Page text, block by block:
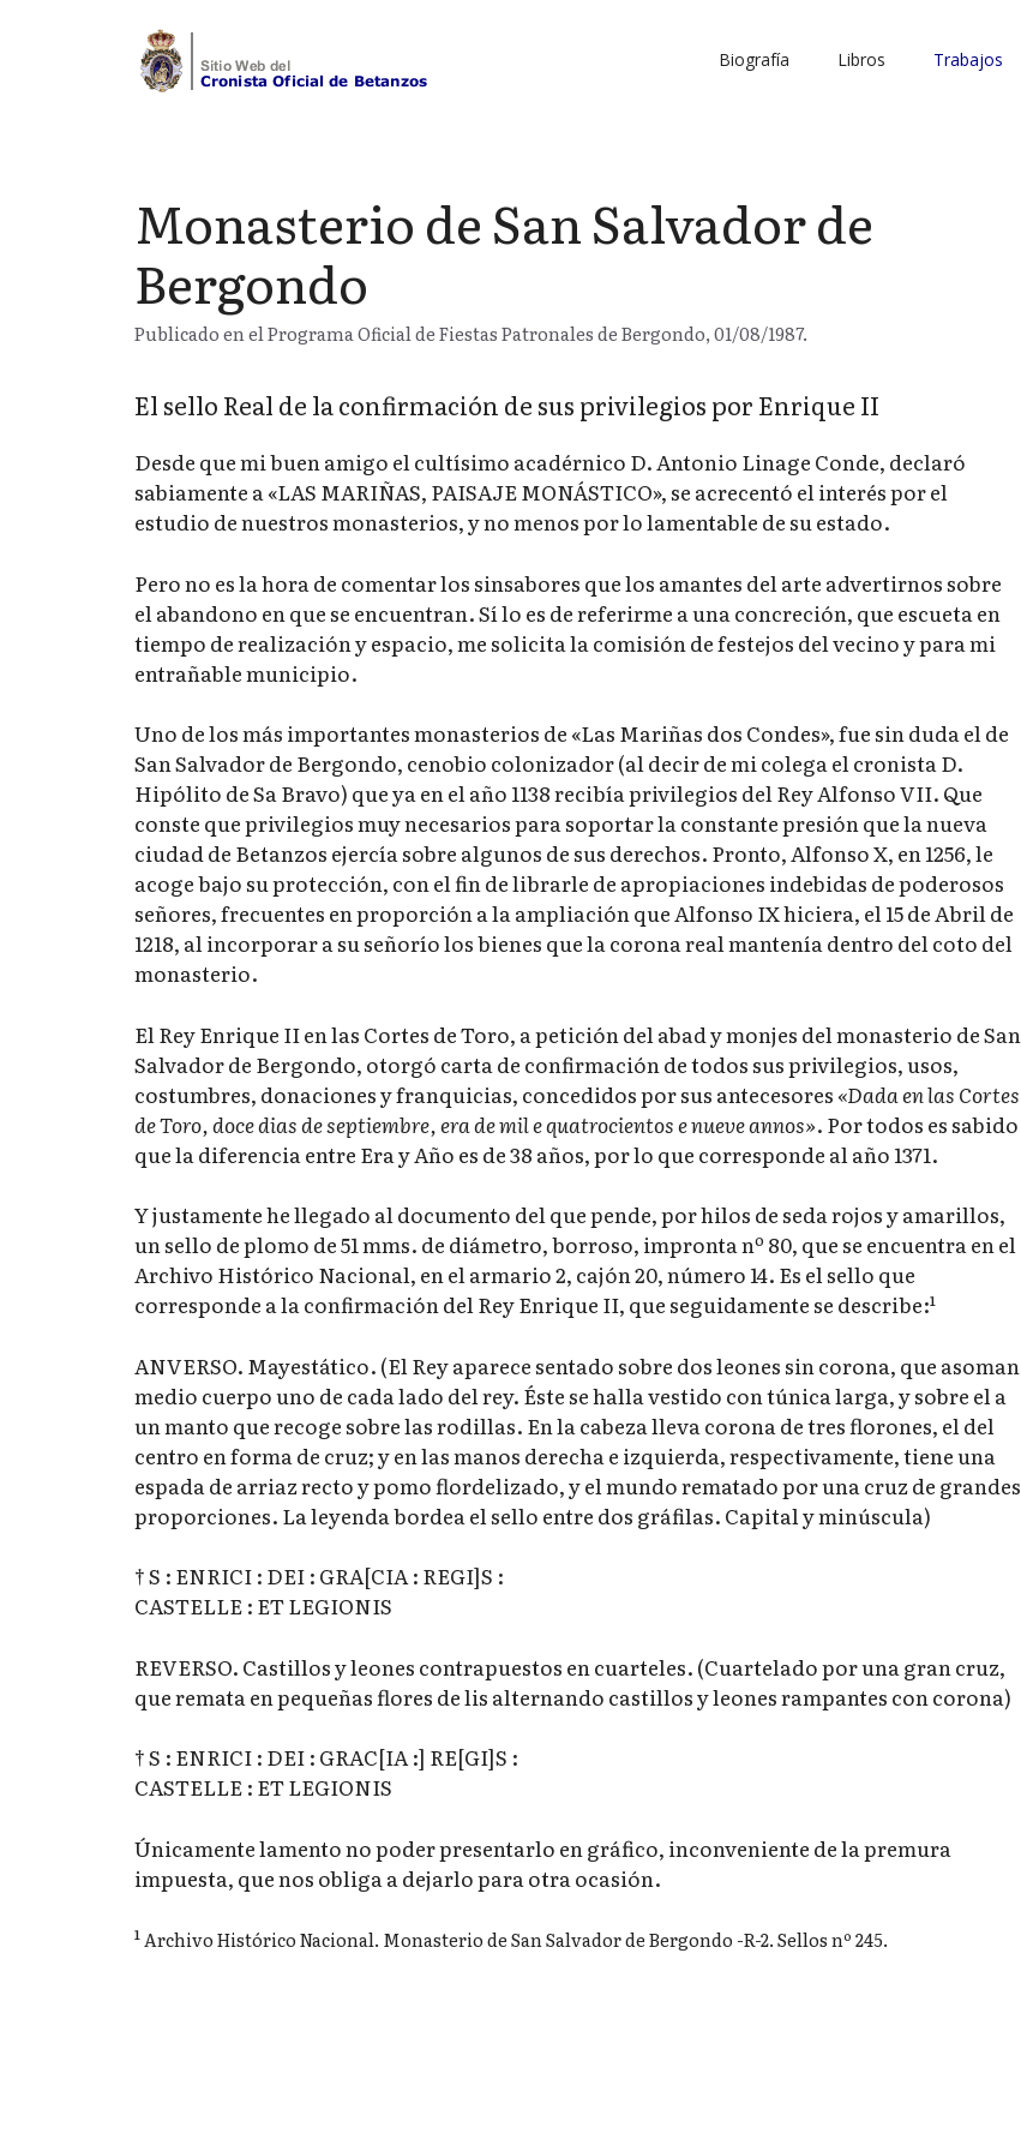
Biografía Libros Trabajos
Monasterio de San Salvador de
Bergondo
Publicado en el Programa Oficial de Fiestas Patronales de Bergondo, 01/08/1987.
El sello Real de la confirmación de sus privilegios por Enrique II
Desde que mi buen amigo el cultísimo acadérnico D. Antonio Linage Conde, declaró
sabiamente a «LAS MARIÑAS, PAISAJE MONÁSTICO», se acrecentó el interés por el
estudio de nuestros monasterios, y no menos por lo lamentable de su estado.
Pero no es la hora de comentar los sinsabores que los amantes del arte advertirnos sobre
el abandono en que se encuentran. Sí lo es de referirme a una concreción, que escueta en
tiempo de realización y espacio, me solicita la comisión de festejos del vecino y para mi
entrañable municipio.
Uno de los más importantes monasterios de «Las Mariñas dos Condes», fue sin duda el de
San Salvador de Bergondo, cenobio colonizador (al decir de mi colega el cronista D.
Hipólito de Sa Bravo) que ya en el año 1138 recibía privilegios del Rey Alfonso VII. Que
conste que privilegios muy necesarios para soportar la constante presión que la nueva
ciudad de Betanzos ejercía sobre algunos de sus derechos. Pronto, Alfonso X, en 1256, le
acoge bajo su protección, con el fin de librarle de apropiaciones indebidas de poderosos
señores, frecuentes en proporción a la ampliación que Alfonso IX hiciera, el 15 de Abril de
1218, al incorporar a su señorío los bienes que la corona real mantenía dentro del coto del
monasterio.
El Rey Enrique II en las Cortes de Toro, a petición del abad y monjes del monasterio de San
Salvador de Bergondo, otorgó carta de confirmación de todos sus privilegios, usos,
costumbres, donaciones y franquicias, concedidos por sus antecesores«Dada en las Cortes
de Toro, doce dias de septiembre, era de mil e quatrocientos e nueve annos». Por todos es sabido
que la diferencia entre Era y Año es de 38 años, por lo que corresponde al año 1371.
Y justamente he llegado al documento del que pende, por hilos de seda rojos y amarillos,
un sello de plomo de 51 mms. de diámetro, borroso, impronta nº 80, que se encuentra en el
Archivo Histórico Nacional, en el armario 2, cajón 20, número 14. Es el sello que
corresponde a la confirmación del Rey Enrique II, que seguidamente se describe:¹
ANVERSO. Mayestático. (El Rey aparece sentado sobre dos leones sin corona, que asoman
medio cuerpo uno de cada lado del rey. Éste se halla vestido con túnica larga, y sobre el a
un manto que recoge sobre las rodillas. En la cabeza lleva corona de tres florones, el del
centro en forma de cruz; y en las manos derecha e izquierda, respectivamente, tiene una
espada de arriaz recto y pomo flordelizado, y el mundo rematado por una cruz de grandes
proporciones. La leyenda bordea el sello entre dos gráfilas. Capital y minúscula)
† S : ENRICI : DEI : GRA[CIA : REGI]S :
CASTELLE : ET LEGIONIS
REVERSO. Castillos y leones contrapuestos en cuarteles. (Cuartelado por una gran cruz,
que remata en pequeñas flores de lis alternando castillos y leones rampantes con corona)
† S : ENRICI : DEI : GRAC[IA :] RE[GI]S :
CASTELLE : ET LEGIONIS
Únicamente lamento no poder presentarlo en gráfico, inconveniente de la premura
impuesta, que nos obliga a dejarlo para otra ocasión.
¹Archivo Histórico Nacional. Monasterio de San Salvador de Bergondo -R-2. Sellos nº 245.